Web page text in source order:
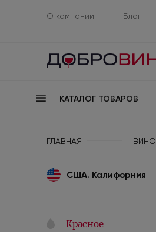
О компании Блог
КАТАЛОГ ТОВАРОВ
ГЛАВНАЯ ВИНО
США. Калифорния
Красное